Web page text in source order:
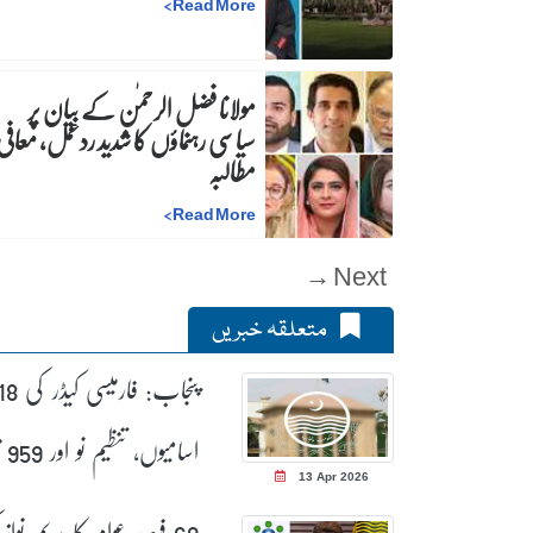
مولانا فضل الرحمٰن کے بیان پر
سیاسی رہنماؤں کا شدید ردعمل،
مطالبہ
Read More
>
Next →
متعلقہ خبریں
13 Apr 2026
پنجاب:
اسامیوں کی منظوری